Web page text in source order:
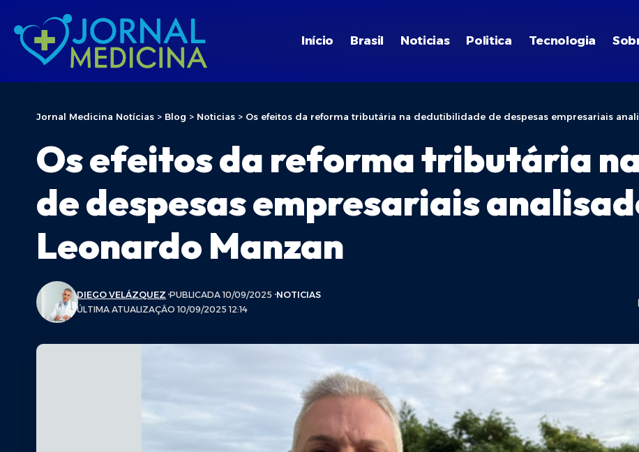
Início Brasil Noticias Politica Tecnologia
Jornal Medicina Notícias > Blog > Noticias > Os efeitos da reforma tributária na dedutibilidade de despesas empresariais
Os efeitos da reforma tributária
de despesas empresariais
Leonardo Manzan
ÚLTIMA ATUALIZAÇÃO 10/09/2025 12:14
DIEGO VELÁZQUEZ PUBLICADA 10/09/2025 NOTICIAS